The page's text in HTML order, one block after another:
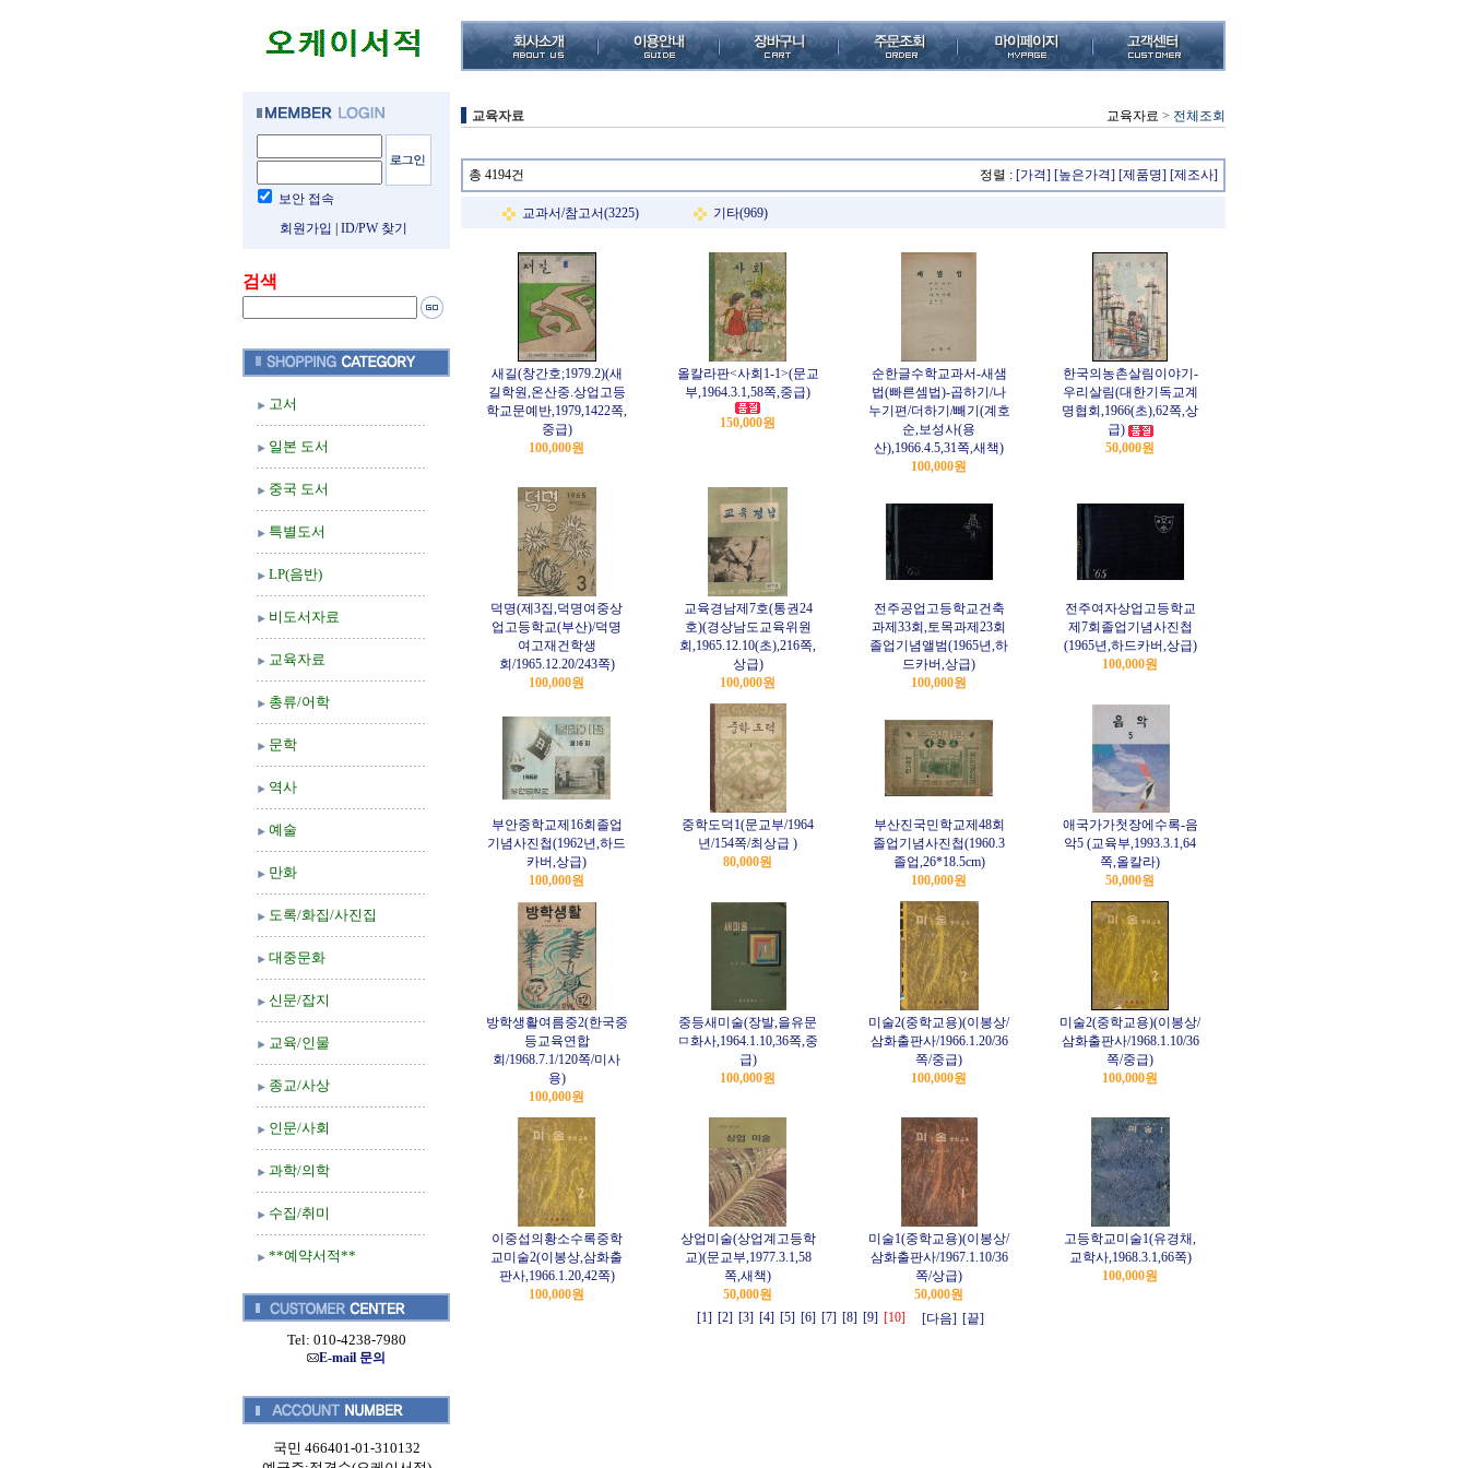
보안 접속
회원가입
ID/PW 찾기
검색
고서
일본 도서
중국 도서
특별도서
LP(음반)
비도서자료
교육자료
총류/어학
문학
역사
예술
만화
도록/화집/사진집
대중문화
신문/잡지
교육/인물
종교/사상
인문/사회
과학/의학
수집/취미
**예약서적**
Tel: 010-4238-7980
E-mail 문의
국민 466401-01-310132
교육자료 교육자료 > 전체조회
총 4194건 정렬 : [가격] [높은가격] [제품명] [제조사]
교과서/참고서(3225) 기타(969)
새길(창간호;1979.2)(새
길학원,온산중.상업고등
학교문예반,1979,1422쪽,
중급)
100,000원
올칼라판<사회1-1>(문교
부,1964.3.1,58쪽,중급)
150,000원
순한글수학교과서-새샘
법(빠른셈법)-곱하기/나
누기편/더하기/빼기(계호
순,보성사(용
산),1966.4.5,31쪽,새책)
100,000원
한국의농촌살림이야기-
우리살림(대한기독교계
명협회,1966(초),62쪽,상
급)
50,000원
덕명(제3집,덕명여중상
업고등학교(부산)/덕명
여고재건학생
회/1965.12.20/243쪽)
100,000원
교육경남제7호(통권24
호)(경상남도교육위원
회,1965.12.10(초),216쪽,
상급)
100,000원
전주공업고등학교건축
과제33회,토목과제23회
졸업기념앨범(1965년,하
드카버,상급)
100,000원
전주여자상업고등학교
제7회졸업기념사진첩
(1965년,하드카버,상급)
100,000원
부안중학교제16회졸업
기념사진첩(1962년,하드
카버,상급)
100,000원
중학도덕1(문교부/1964
년/154쪽/최상급 )
80,000원
부산진국민학교제48회
졸업기념사진첩(1960.3
졸업,26*18.5cm)
100,000원
애국가가첫장에수록-음
악5 (교육부,1993.3.1,64
쪽,올칼라)
50,000원
방학생활여름중2(한국중
등교육연합
회/1968.7.1/120쪽/미사
용)
100,000원
중등새미술(장발,을유문
ㅁ화사,1964.1.10,36쪽,중
급)
100,000원
미술2(중학교용)(이봉상/
삼화출판사/1966.1.20/36
쪽/중급)
100,000원
미술2(중학교용)(이봉상/
삼화출판사/1968.1.10/36
쪽/중급)
100,000원
이중섭의황소수록중학
교미술2(이봉상,삼화출
판사,1966.1.20,42쪽)
100,000원
상업미술(상업계고등학
교)(문교부,1977.3.1,58
쪽,새책)
50,000원
미술1(중학교용)(이봉상/
삼화출판사/1967.1.10/36
쪽/상급)
50,000원
고등학교미술1(유경채,
교학사,1968.3.1,66쪽)
100,000원
[1] [2] [3] [4] [5] [6] [7] [8] [9] [10] [다음] [끝]